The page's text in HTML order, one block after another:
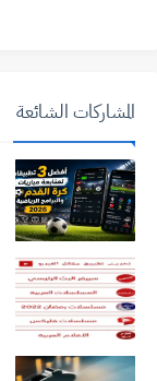
المشاركات الشائعة